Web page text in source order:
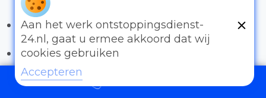
Het uitbreiden of compleet installeren van
een cv-installatie
Vervangen van radiatoren/radiatorkranen
Vloerverwarming
Sanitair
Aan het werk ontstoppingsdienst-
24.nl, gaat u ermee akkoord dat wij
cookies gebruiken
Accepteren